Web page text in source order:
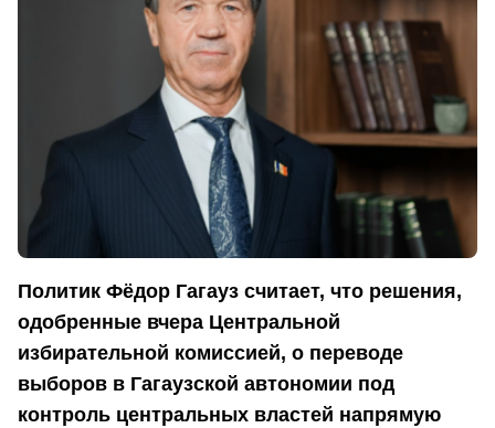
Политик Фёдор Гагауз считает, что решения,
одобренные вчера Центральной
избирательной комиссией, о переводе
выборов в Гагаузской автономии под
контроль центральных властей напрямую